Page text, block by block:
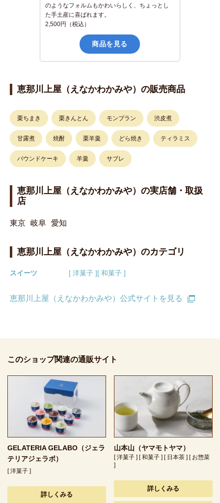
のようなフォルムもかわいらしく、ちょっとし
た手土産に喜ばれます。
2,500円（税込）
商品を見る
恵那川上屋（えなかわかみや）の販売商品
栗ちまき 栗きんとん モンブラン 渋皮煮
甘露煮 焼酎 栗羊羹 どら焼き ティラミス
パウンドケーキ 羊羹 サブレ
恵那川上屋（えなかわかみや）の実店舗・取扱
店
東京 岐阜 愛知
恵那川上屋（えなかわかみや）のカテゴリ
スイーツ [ 洋菓子 ][ 和菓子 ]
恵那川上屋（えなかわかみや）公式サイトを見る
このショップ関連の通販サイト
GELATERIA GELABO（ジェラ
テリアジェラボ）
[ 洋菓子 ]
詳しくみる
山本山（ヤマモトヤマ）
[ 洋菓子 ] [ 和菓子 ] [ 日本茶 ] [ お惣菜
]
詳しくみる